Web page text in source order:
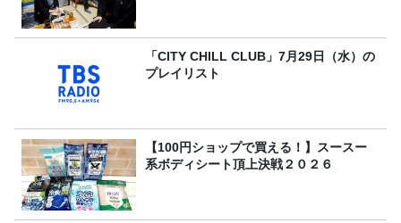
「CITY CHILL CLUB」7月29日（水）の
プレイリスト
【100円ショップで買える！】スースー
系ボディシート頂上決戦２０２６